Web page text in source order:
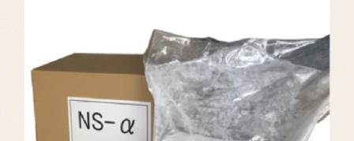
畜産農家様向け ＞
耕種農家様向け